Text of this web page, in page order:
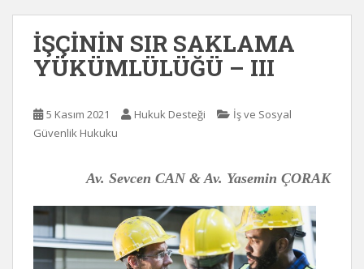
İŞÇİNİN SIR SAKLAMA
YÜKÜMLÜLÜĞÜ – III
5 Kasım 2021 Hukuk Desteği
İş ve Sosyal
Güvenlik Hukuku
Av. Sevcen CAN & Av. Yasemin ÇORAK